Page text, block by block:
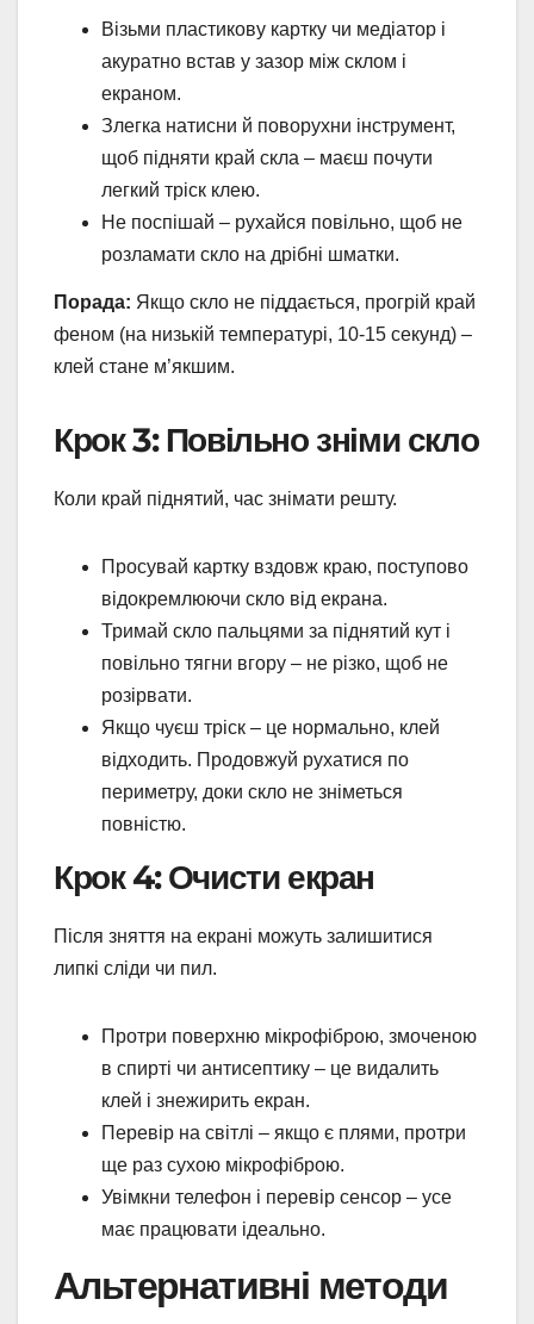
Візьми пластикову картку чи медіатор і
акуратно встав у зазор між склом і
екраном.
Злегка натисни й поворухни інструмент,
щоб підняти край скла – маєш почути
легкий тріск клею.
Не поспішай – рухайся повільно, щоб не
розламати скло на дрібні шматки.
Порада: Якщо скло не піддається, прогрій край
феном (на низькій температурі, 10-15 секунд) –
клей стане м’якшим.
Крок 3: Повільно зніми скло
Коли край піднятий, час знімати решту.
Просувай картку вздовж краю, поступово
відокремлюючи скло від екрана.
Тримай скло пальцями за піднятий кут і
повільно тягни вгору – не різко, щоб не
розірвати.
Якщо чуєш тріск – це нормально, клей
відходить. Продовжуй рухатися по
периметру, доки скло не зніметься
повністю.
Крок 4: Очисти екран
Після зняття на екрані можуть залишитися
липкі сліди чи пил.
Протри поверхню мікрофіброю, змоченою
в спирті чи антисептику – це видалить
клей і знежирить екран.
Перевір на світлі – якщо є плями, протри
ще раз сухою мікрофіброю.
Увімкни телефон і перевір сенсор – усе
має працювати ідеально.
Альтернативні методи